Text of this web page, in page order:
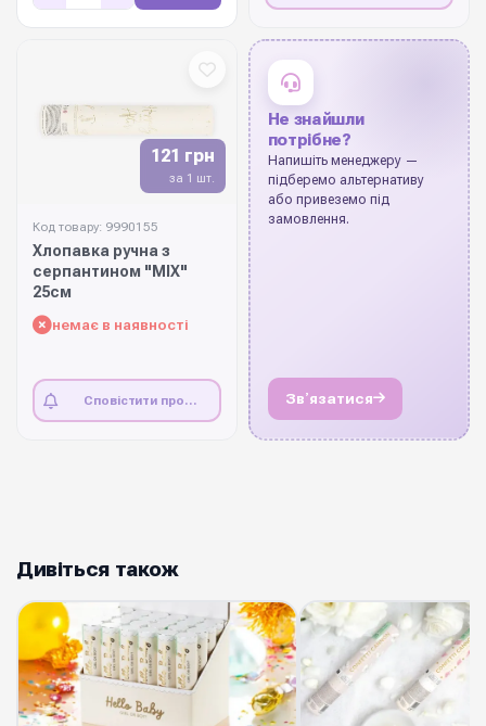
121 грн
за 1 шт.
Код товару: 9990155
Хлопавка ручна з
серпантином "MIX"
25см
немає в наявності
Сповістити про
Не знайшли
потрібне?
Напишіть менеджеру —
підберемо альтернативу
або привеземо під
замовлення.
Звʼязатися
Дивіться також